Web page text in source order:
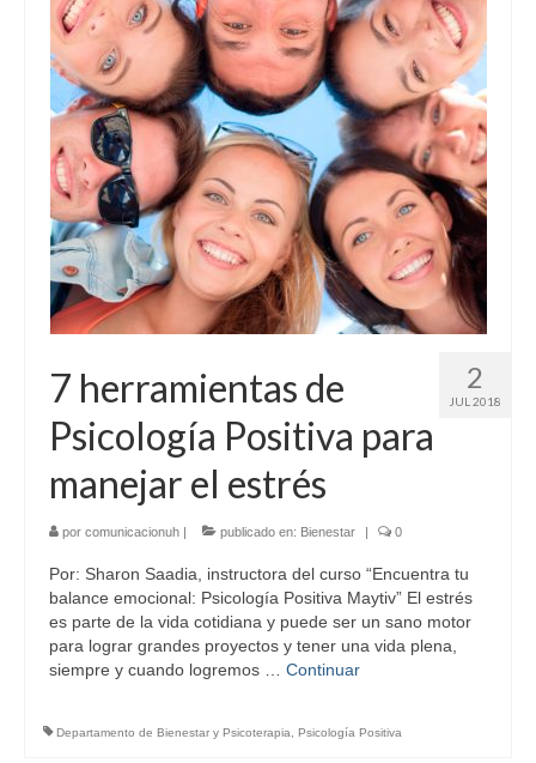
2
JUL 2018
7 herramientas de
Psicología Positiva para
manejar el estrés
por comunicacionuh | publicado en: Bienestar | 0
Por: Sharon Saadia, instructora del curso “Encuentra tu
balance emocional: Psicología Positiva Maytiv” El estrés
es parte de la vida cotidiana y puede ser un sano motor
para lograr grandes proyectos y tener una vida plena,
siempre y cuando logremos … Continuar
Departamento de Bienestar y Psicoterapia Psicología Positiva